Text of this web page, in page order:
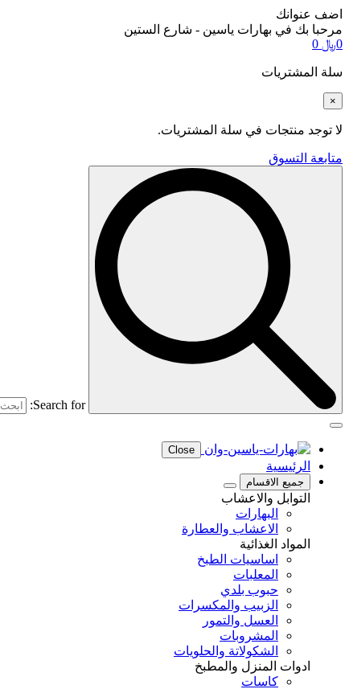
اضف عنوانك
مرحبا بك في بهارات ياسين - شارع الستين
0﷼ 0
سلة المشتريات
×
لا توجد منتجات في سلة المشتريات.
متابعة التسوق
Search for:
Close
الرئيسية
جميع الاقسام
التوابل والاعشاب
البهارات
الاعشاب والعطارة
المواد الغذائية
اساسيات الطبخ
المعلبات
حبوب بلدي
الزبيب والمكسرات
العسل والتمور
المشروبات
الشكولاتة والحلويات
ادوات المنزل والمطبخ
كاسات